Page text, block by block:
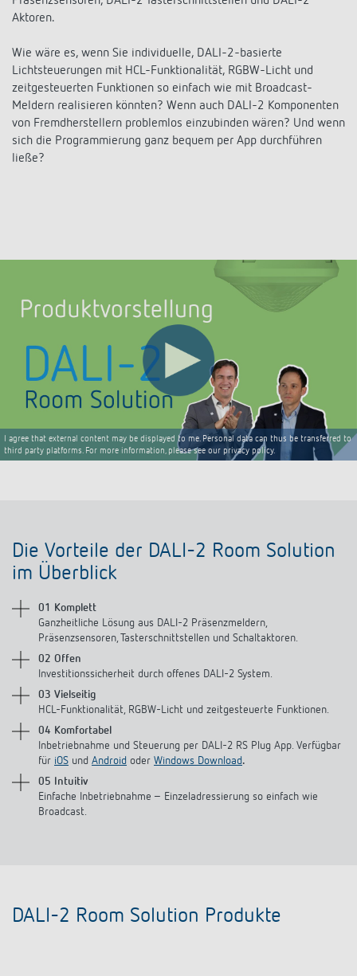
schalten
LUXORliving
Anwendungen
DALI-2 RS Plug App
Aktoren.
Wie wäre es, wenn Sie individuelle, DALI-2-basierte
Lichtsteuerungen mit HCL-Funktionalität, RGBW-Licht und
zeitgesteuerten Funktionen so einfach wie mit Broadcast-
Meldern realisieren könnten? Wenn auch DALI-2 Komponenten
von Fremdherstellern problemlos einzubinden wären? Und wenn
sich die Programmierung ganz bequem per App durchführen
ließe?
I agree that external content may be displayed to me. Personal data can thus be transferred to
third party platforms. For more information, please see our privacy policy.
Die Vorteile der DALI-2 Room Solution
im Überblick
01 Komplett
Ganzheitliche Lösung aus DALI-2 Präsenzmeldern,
Präsenzsensoren, Tasterschnittstellen und Schaltaktoren.
02 Offen
Investitionssicherheit durch offenes DALI-2 System.
03 Vielseitig
HCL-Funktionalität, RGBW-Licht und zeitgesteuerte Funktionen.
04 Komfortabel
Inbetriebnahme und Steuerung per DALI-2 RS Plug App. Verfügbar
für iOS und Android oder Windows Download.
05 Intuitiv
Einfache Inbetriebnahme – Einzeladressierung so einfach wie
Broadcast.
DALI-2 Room Solution Produkte